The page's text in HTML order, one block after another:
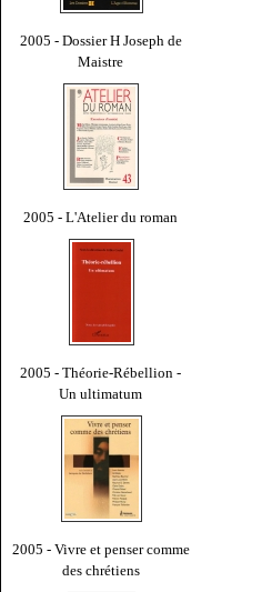
2005 - Dossier H Joseph de
Maistre
2005 - L'Atelier du roman
2005 - Théorie-Rébellion -
Un ultimatum
2005 - Vivre et penser comme
des chrétiens